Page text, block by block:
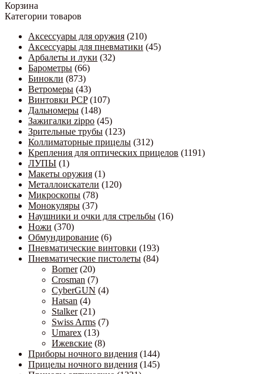
Корзина
Категории товаров
Аксессуары для оружия (210)
Аксессуары для пневматики (45)
Арбалеты и луки (32)
Барометры (66)
Бинокли (873)
Ветромеры (43)
Винтовки PCP (107)
Дальномеры (148)
Зажигалки zippo (45)
Зрительные трубы (123)
Коллиматорные прицелы (312)
Крепления для оптических прицелов (1191)
ЛУПЫ (1)
Макеты оружия (1)
Металлоискатели (120)
Микроскопы (78)
Монокуляры (37)
Наушники и очки для стрельбы (16)
Ножи (370)
Обмундирование (6)
Пневматические винтовки (193)
Пневматические пистолеты (84)
Borner (20)
Crosman (7)
CyberGUN (4)
Hatsan (4)
Stalker (21)
Swiss Arms (7)
Umarex (13)
Ижевские (8)
Приборы ночного видения (144)
Прицелы ночного видения (145)